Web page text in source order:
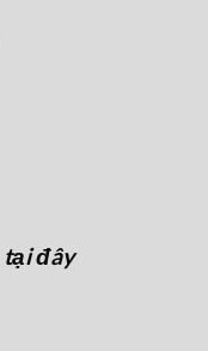
tại đây